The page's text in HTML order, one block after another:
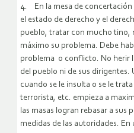
4. En la mesa de concertación
el estado de derecho y el
pueblo, tratar con mucho tino,
máximo su problema. Debe
problema o conflicto. No herir
del pueblo ni de sus dirigentes.
cuando se le insulta o se le
terrorista, etc. empieza a
las masas logran rebasar a sus
medidas de las autoridades.